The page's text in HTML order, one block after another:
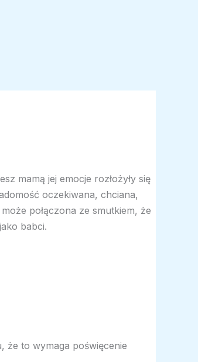
mamą jej emocje rozłożyły się
oczekiwana, chciana,
połączona ze smutkiem, że
babci.
że to wymaga poświęcenie